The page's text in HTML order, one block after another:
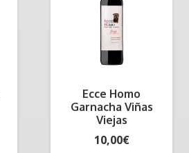
Ecce Homo
Garnacha Viñas
Viejas
10,00€